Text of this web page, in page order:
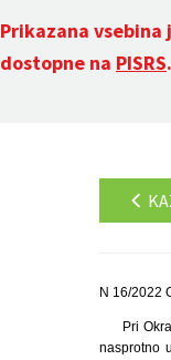
Prikazana vsebina
dostopne na PISRS.
N 16/2022
Pri
nasprotno